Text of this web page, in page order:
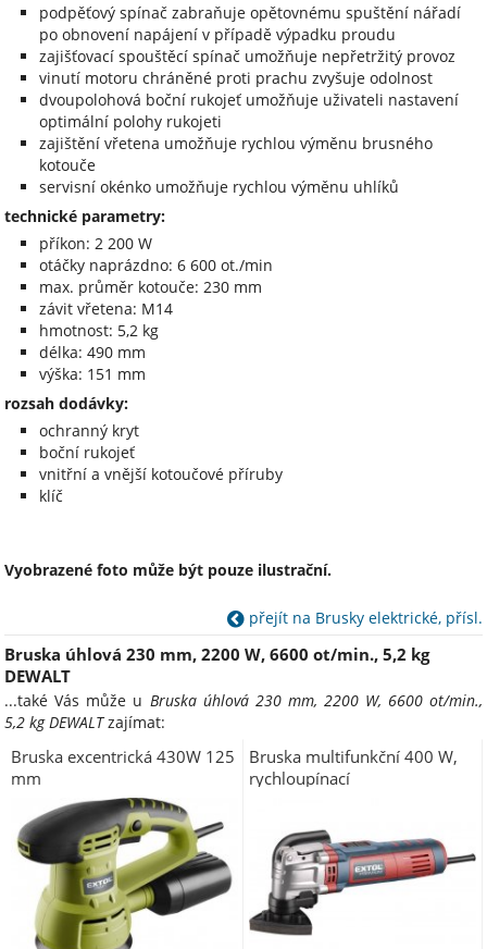
podpěťový spínač zabraňuje opětovnému spuštění nářadí
po obnovení napájení v případě výpadku proudu
zajišťovací spouštěcí spínač umožňuje nepřetržitý provoz
vinutí motoru chráněné proti prachu zvyšuje odolnost
dvoupolohová boční rukojeť umožňuje uživateli nastavení
optimální polohy rukojeti
zajištění vřetena umožňuje rychlou výměnu brusného
kotouče
servisní okénko umožňuje rychlou výměnu uhlíků
technické parametry:
příkon: 2 200 W
otáčky naprázdno: 6 600 ot./min
max. průměr kotouče: 230 mm
závit vřetena: M14
hmotnost: 5,2 kg
délka: 490 mm
výška: 151 mm
rozsah dodávky:
ochranný kryt
boční rukojeť
vnitřní a vnější kotoučové příruby
klíč
Vyobrazené foto může být pouze ilustrační.
přejít na Brusky elektrické, přísl.
Bruska úhlová 230 mm, 2200 W, 6600 ot/min., 5,2 kg
DEWALT
...také Vás může u Bruska úhlová 230 mm, 2200 W, 6600 ot/min.,
5,2 kg DEWALTzajímat:
Bruska excentrická 430W 125
mm
Bruska multifunkční 400 W,
rychloupínací